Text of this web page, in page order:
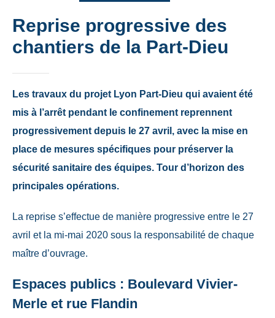
Reprise progressive des
chantiers de la Part-Dieu
Les travaux du projet Lyon Part-Dieu qui avaient été
mis à l’arrêt pendant le confinement reprennent
progressivement depuis le 27 avril, avec la mise en
place de mesures spécifiques pour préserver la
sécurité sanitaire des équipes. Tour d’horizon des
principales opérations.
La reprise s’effectue de manière progressive entre le 27
avril et la mi-mai 2020 sous la responsabilité de chaque
maître d’ouvrage.
Espaces publics : Boulevard Vivier-
Merle et rue Flandin